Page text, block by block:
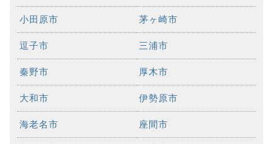
小田原市 茅ヶ崎市
逗子市 三浦市
秦野市 厚木市
大和市 伊勢原市
海老名市 座間市